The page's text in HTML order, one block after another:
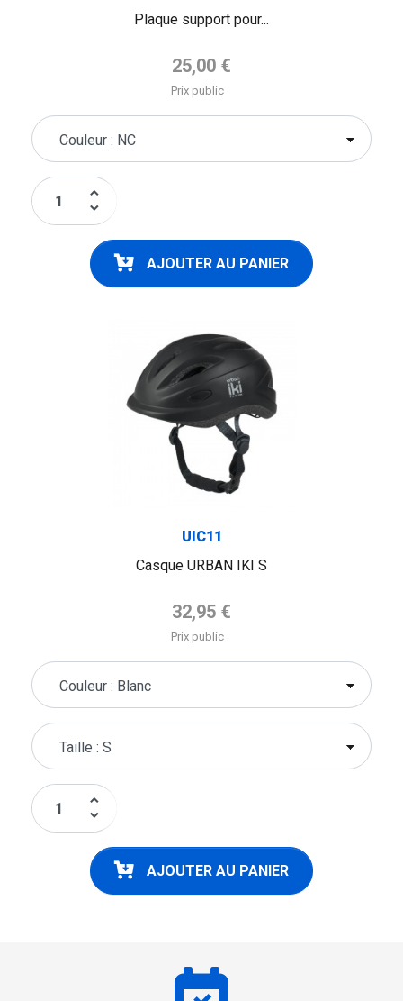
Plaque support pour...
Prix de base
25,00 €
Prix public
keyboard_arrow_up
keyboard_arrow_down
AJOUTER AU PANIER
UIC11
Casque URBAN IKI S
Prix de base
32,95 €
Prix public
keyboard_arrow_up
keyboard_arrow_down
AJOUTER AU PANIER